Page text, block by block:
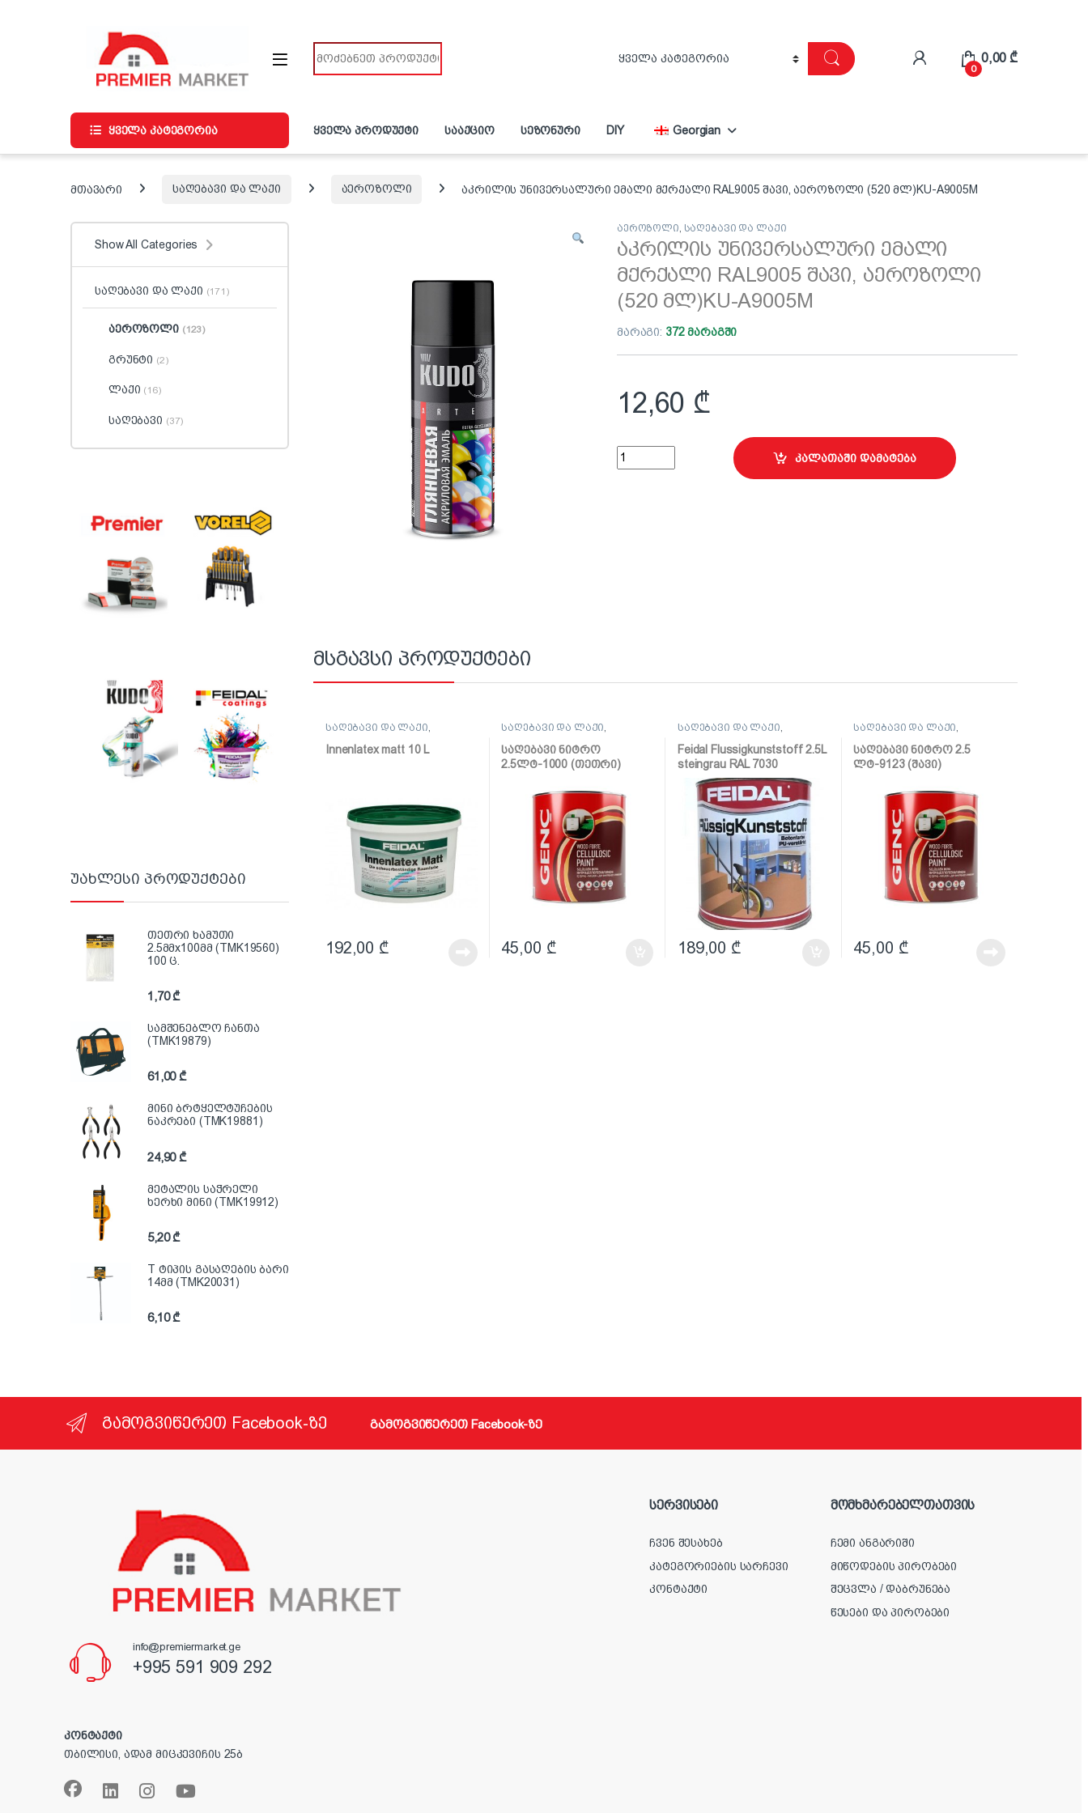
0
0,00 ₾
ყველა კატეგორია ყველა პროდუქტი სააქციო სეზონური DIY Georgian
მთავარი საღებავი და ლაქი აეროზოლი აკრილის უნივერსალური ემალი მქრქალი RAL9005 შავი, აეროზოლი (520 მლ)KU-A9005M
აეროზოლი, საღებავი და ლაქი
აკრილის უნივერსალური ემალი
მქრქალი RAL9005 შავი, აეროზოლი
(520 მლ)KU-A9005M
მარაგი: 372 მარაგში
12,60 ₾
აკრილის უნივერსალური ემალი მქრქალი RAL9005 შავი, აეროზოლი (520 მლ)KU-
კალათაში დამატება
მსგავსი პროდუქტები
საღებავი და ლაქი,
Innenlatex matt 10 L
192,00 ₾
საღებავი და ლაქი,
საღებავი ნიტრო
2.5ლტ-1000 (თეთრი)
45,00 ₾
საღებავი და ლაქი,
Feidal Flussigkunststoff 2.5L
steingrau RAL 7030
(პოლიურეთანის
ზეთოვანი საღებავი)
189,00 ₾
საღებავი და ლაქი,
საღებავი ნიტრო 2.5
ლტ-9123 (შავი)
45,00 ₾
Show All Categories
საღებავი და ლაქი (171)
აეროზოლი (123)
გრუნტი (2)
ლაქი (16)
საღებავი (37)
უახლესი პროდუქტები
თეთრი ხამუთი
2.5მმx100მმ (TMK19560)
100 ც.
1,70₾
სამშენებლო ჩანთა
(TMK19879)
61,00₾
მინი ბრტყელტუჩების
ნაკრები (TMK19881)
24,90₾
მეტალის საჭრელი
ხერხი მინი (TMK19912)
5,20₾
T ტიპის გასაღების ბარი
14მმ (TMK20031)
6,10₾
გამოგვიწერეთ Facebook-ზე გამოგვიწერეთ Facebook-ზე
info@premiermarket.ge
+995 591 909 292
კონტაქტი
თბილისი, ადამ მიცკევიჩის 25ბ
სერვისები
ჩვენ შესახებ
კატეგორიების სარჩევი
კონტაქტი
მომხმარებელთათვის
ჩემი ანგარიში
მიწოდების პირობები
შეცვლა / დაბრუნება
წესები და პირობები